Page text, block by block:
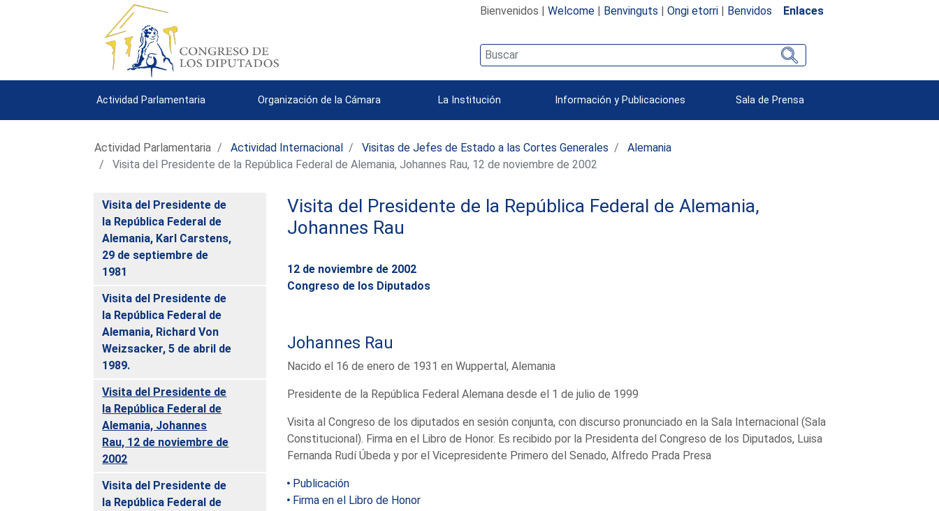
Bienvenidos | Welcome| Benvinguts | Ongi etorri| Benvidos Enlaces
Actividad Parlamentaria Organización de la Cámara La Institución Información y Publicaciones Sala de Prensa
Actividad Parlamentaria Actividad Internacional Visitas de Jefes de Estado a las Cortes Generales
Alemania
Visita del Presidente de la República Federal de Alemania, Johannes Rau, 12 de noviembre de 2002
Visita del Presidente de
la República Federal de
Alemania, Karl Carstens,
29 de septiembre de
1981
Visita del Presidente de
la República Federal de
Alemania, Richard Von
Weizsacker, 5 de abril de
1989.
Visita del Presidente de
la República Federal de
Alemania, Johannes
Rau, 12 de noviembre de
2002
Visita del Presidente de
la República Federal de
Visita del Presidente de la República Federal de Alemania,
Johannes Rau
12 de noviembre de 2002
Congreso de los Diputados
Johannes Rau
Nacido el 16 de enero de 1931 en Wuppertal, Alemania
Presidente de la República Federal Alemana desde el 1 de julio de 1999
Visita al Congreso de los diputados en sesión conjunta, con discurso pronunciado en la Sala Internacional (Sala
Constitucional). Firma en el Libro de Honor. Es recibido por la Presidenta del Congreso de los Diputados, Luisa
Fernanda Rudí Úbeda y por el Vicepresidente Primero del Senado, Alfredo Prada Presa
Publicación
Firma en el Libro de Honor